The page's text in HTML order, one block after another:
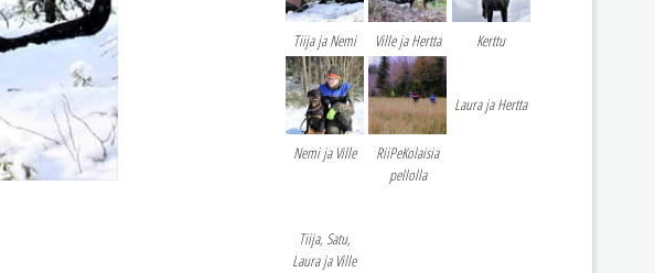
Tiija ja Nemi Ville ja Hertta Kerttu
Nemi ja Ville
RiiPeKolaisia
pellolla
Laura ja Hertta
Tiija, Satu,
Laura ja Ville